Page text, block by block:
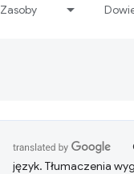
Zasoby
język. Tłumaczenia